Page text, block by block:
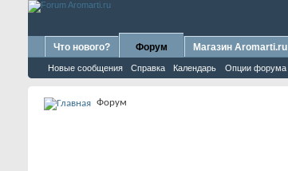
Что нового? Форум
Новые сообщения Справка Календарь Опции форума
Магазин Aromarti.ru
Форум